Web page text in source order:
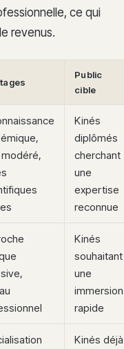
ce qui
revenus.
Public
cible
Kinés
diplômés
cherchant
une
expertise
reconnue
Kinés
souhaitant
une
immersion
rapide
Kinés déjà